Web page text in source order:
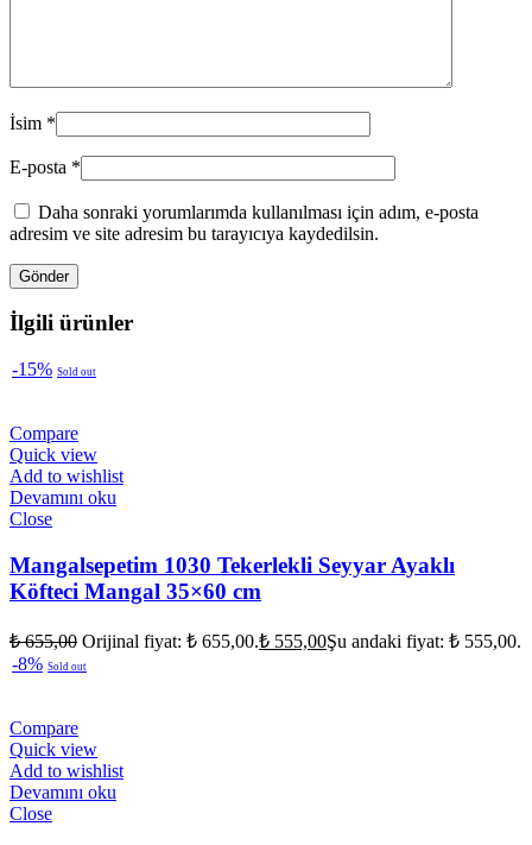
İsim *
E-posta *
Daha sonraki yorumlarımda kullanılması için adım, e-posta
adresim ve site adresim bu tarayıcıya kaydedilsin.
İlgili ürünler
-15% Sold out
Compare
Quick view
Add to wishlist
Devamını oku
Close
Mangalsepetim 1030 Tekerlekli Seyyar Ayaklı
Köfteci Mangal 35×60 cm
₺655,00 Orijinal fiyat: ₺ 655,00.₺ 555,00Şu andaki fiyat: ₺ 555,00.
-8% Sold out
Compare
Quick view
Add to wishlist
Devamını oku
Close